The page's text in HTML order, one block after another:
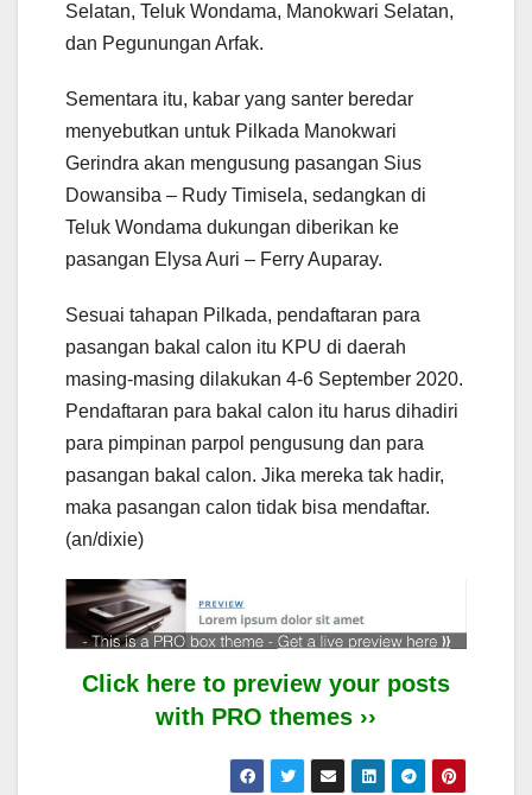
Selatan, Teluk Wondama, Manokwari Selatan,
dan Pegunungan Arfak.
Sementara itu, kabar yang santer beredar
menyebutkan untuk Pilkada Manokwari
Gerindra akan mengusung pasangan Sius
Dowansiba – Rudy Timisela, sedangkan di
Teluk Wondama dukungan diberikan ke
pasangan Elysa Auri – Ferry Auparay.
Sesuai tahapan Pilkada, pendaftaran para
pasangan bakal calon itu KPU di daerah
masing-masing dilakukan 4-6 September 2020.
Pendaftaran para bakal calon itu harus dihadiri
para pimpinan parpol pengusung dan para
pasangan bakal calon. Jika mereka tak hadir,
maka pasangan calon tidak bisa mendaftar.
(an/dixie)
Click here to preview your posts
with PRO themes ››